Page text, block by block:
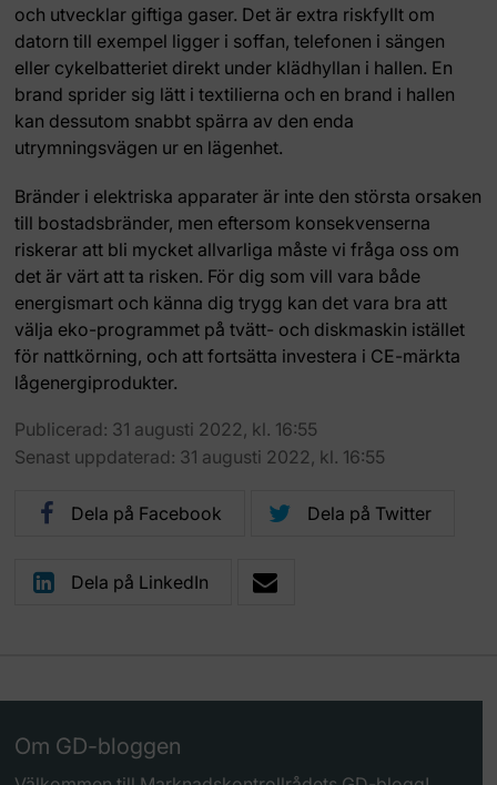
och utvecklar giftiga gaser. Det är extra riskfyllt om
datorn till exempel ligger i soffan, telefonen i sängen
eller cykelbatteriet direkt under klädhyllan i hallen. En
brand sprider sig lätt i textilierna och en brand i hallen
kan dessutom snabbt spärra av den enda
utrymningsvägen ur en lägenhet.
Bränder i elektriska apparater är inte den största orsaken
till bostadsbränder, men eftersom konsekvenserna
riskerar att bli mycket allvarliga måste vi fråga oss om
det är värt att ta risken. För dig som vill vara både
energismart och känna dig trygg kan det vara bra att
välja eko-programmet på tvätt- och diskmaskin istället
för nattkörning, och att fortsätta investera i CE-märkta
lågenergiprodukter.
Publicerad: 31 augusti 2022, kl. 16:55
Senast uppdaterad: 31 augusti 2022, kl. 16:55
Dela på Facebook Dela på Twitter
Dela på LinkedIn
Om GD-bloggen